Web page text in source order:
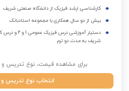
کارشناسی ارشد فیزیک از دانشگاه صنعتی شریف
بیش از دو سال همکاری با مجموعه استادبانک
دستیار
شریف به مدت دو ترم
برای مشاهده قیمت، نوع تدریس و
انتخاب نوع تدریس